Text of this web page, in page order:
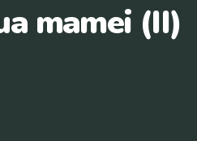
mamei (II)